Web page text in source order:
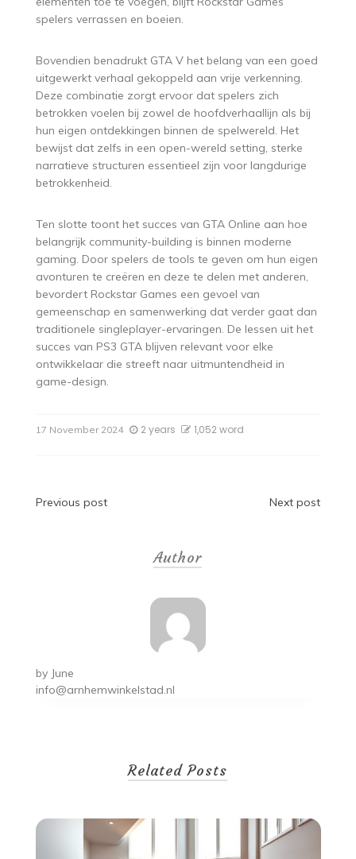
spelers verrassen en boeien.
Bovendien benadrukt GTA V het belang van een goed
uitgewerkt verhaal gekoppeld aan vrije verkenning.
Deze combinatie zorgt ervoor dat spelers zich
betrokken voelen bij zowel de hoofdverhaallijn als bij
hun eigen ontdekkingen binnen de spelwereld. Het
bewijst dat zelfs in een open-wereld setting, sterke
narratieve structuren essentieel zijn voor langdurige
betrokkenheid.
Ten slotte toont het succes van GTA Online aan hoe
belangrijk community-building is binnen moderne
gaming. Door spelers de tools te geven om hun eigen
avonturen te creëren en deze te delen met anderen,
bevordert Rockstar Games een gevoel van
gemeenschap en samenwerking dat verder gaat dan
traditionele singleplayer-ervaringen. De lessen uit het
succes van PS3 GTA blijven relevant voor elke
ontwikkelaar die streeft naar uitmuntendheid in
game-design.
17 November 2024 2 years 1,052 word
Post
Previous post Next post
Author
by June
info@arnhemwinkelstad.nl
Related Posts